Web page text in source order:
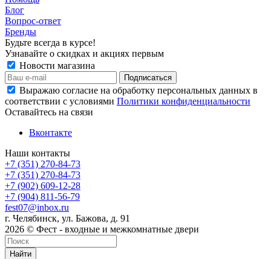
Блог
Вопрос-ответ
Бренды
Будьте всегда в курсе!
Узнавайте о скидках и акциях первым
Новости магазина
Выражаю согласие на обработку персональных данных в
соответствии с условиями Политики конфиденциальности
Оставайтесь на связи
Вконтакте
Наши контакты
+7 (351) 270-84-73
+7 (351) 270-84-73
+7 (902) 609-12-28
+7 (904) 811-56-79
fest07@inbox.ru
г. Челябинск, ул. Бажова, д. 91
2026 © Фест - входные и межкомнатные двери
Найти